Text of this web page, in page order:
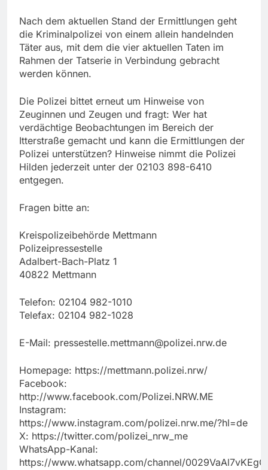
Nach dem aktuellen Stand der Ermittlungen geht
die Kriminalpolizei von einem allein handelnden
Täter aus, mit dem die vier aktuellen Taten im
Rahmen der Tatserie in Verbindung gebracht
werden können.
Die Polizei bittet erneut um Hinweise von
Zeuginnen und Zeugen und fragt: Wer hat
verdächtige Beobachtungen im Bereich der
Itterstraße gemacht und kann die Ermittlungen der
Polizei unterstützen? Hinweise nimmt die Polizei
Hilden jederzeit unter der 02103 898-6410
entgegen.
Fragen bitte an:
Kreispolizeibehörde Mettmann
Polizeipressestelle
Adalbert-Bach-Platz 1
40822 Mettmann
Telefon: 02104 982-1010
Telefax: 02104 982-1028
E-Mail: pressestelle.mettmann@polizei.nrw.de
Homepage: https://mettmann.polizei.nrw/
Facebook:
http://www.facebook.com/Polizei.NRW.ME
Instagram:
https://www.instagram.com/polizei.nrw.me/?hl=de
X: https://twitter.com/polizei_nrw_me
WhatsApp-Kanal:
https://www.whatsapp.com/channel/